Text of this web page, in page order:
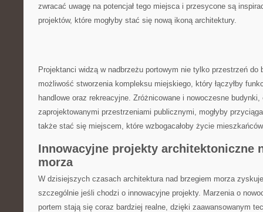
zwracać uwagę ⁢na ‌potencjał tego miejsca i przesycone są
projektów, które mogłyby stać‌ się nową ​ikoną‌ architektury.
Projektanci widzą w nadbrzeżu‍ portowym nie‍ tylko przestrzeń do​
możliwość stworzenia kompleksu miejskiego, który łączyłby
handlowe oraz​ rekreacyjne. Zróżnicowane i nowoczesne
zaprojektowanymi przestrzeniami publicznymi, mogłyby
także stać się ⁣miejscem, które wzbogacałoby‌ życie
Innowacyjne projekty architektoniczne
morza
W dzisiejszych czasach architektura ⁣nad brzegiem ⁢morza
szczególnie ‌jeśli chodzi o innowacyjne projekty. Marzenia o
portem stają się ‌coraz bardziej realne, ⁢dzięki zaawansowanym